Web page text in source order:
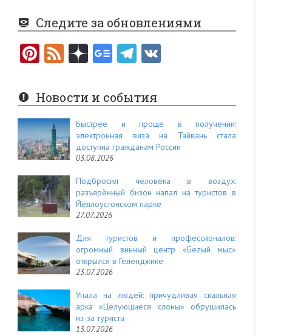
Следите за обновлениями
Pi
er
es
t
F
e
d
Новости и события
Быстрее и проще в получении:
электронная виза на Тайвань стала
доступна гражданам России
03.08.2026
Подбросил человека в воздух:
разъярённый бизон напал на туристов в
Йеллоустонском парке
27.07.2026
Для туристов и профессионалов:
огромный винный центр «Белый мыс»
открылся в Геленджике
23.07.2026
Упала на людей: причудливая скальная
арка «Целующиеся слоны» обрушилась
из-за туриста
13.07.2026